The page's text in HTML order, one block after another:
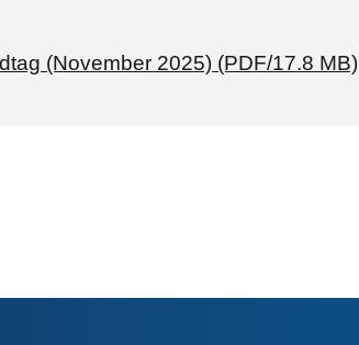
(November 2025) (PDF/17.8 MB)